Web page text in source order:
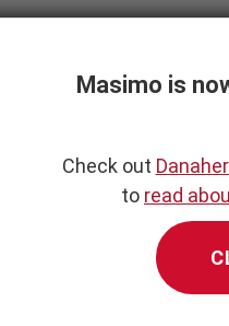
portable en
Masimo is
Check out
to read